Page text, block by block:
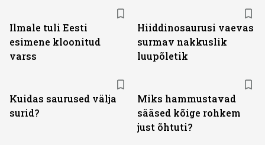
Ilmale tuli Eesti
esimene kloonitud
varss
Hiiddinosaurusi vaevas
surmav nakkuslik
luupõletik
Kuidas saurused välja
surid?
Miks hammustavad
sääsed kõige rohkem
just õhtuti?